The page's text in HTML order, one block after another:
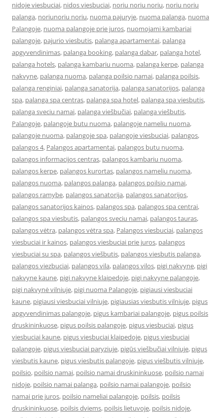
nidoje viesbuciai, nidos viesbuciai, noriu noriu noriu, noriu noriu
palanga, noriunoriu noriu, nuoma pajuryje, nuoma palanga, nuoma
Palangoje, nuoma palangoje prie juros, nuomojami kambariai
palangoje, pajurio viesbutis, palanga apartamentai, palanga
apgyvendinimas, palanga booking, palanga dabar, palanga hotel,
palanga hotels, palanga kambariu nuoma, palanga kerpe, palanga
nakvyne, palanga nuoma, palanga poilsio namai, palanga poilsis,
palanga renginiai, palanga sanatorija, palanga sanatorijos, palanga
spa, palanga spa centras, palanga spa hotel, palanga spa viesbutis,
palanga sveciu namai, palanga viešbučiai, palanga viešbutis,
Palangoje, palangoje butu nuoma, palangoje nameliu nuoma,
palangoje nuoma, palangoje spa, palangoje viesbuciai, palangos,
palangos 4, Palangos apartamentai, palangos butu nuoma,
palangos informacijos centras, palangos kambariu nuoma,
palangos kerpe, palangos kurortas, palangos nameliu nuoma,
palangos nuoma, palangos palanga, palangos poilsio namai,
palangos ramybe, palangos sanatorija, palangos sanatorijos,
palangos sanatorijos kainos, palangos spa, palangos spa centrai,
palangos spa viesbutis, palangos sveciu namai, palangos tauras,
palangos vėtra, palangos vėtra spa, Palangos viesbuciai, palangos
viesbuciai ir kainos, palangos viesbuciai prie juros, palangos
viesbuciai su spa, palangos viešbutis, palangos viesbutis palanga,
palangos viezbuciai, palangos vila, palangos vilos, pigi nakvyne, pigi
nakvyne kaune, pigi nakvyne klaipedoje, pigi nakvyne palangoje,
pigi nakvynė vilniuje, pigi nuoma Palangoje, pigiausi viesbuciai
kaune, pigiausi viesbuciai vilniuje, pigiausias viesbutis vilniuje, pigus
apgyvendinimas palangoje, pigus kambariai palangoje, pigus poilsis
druskininkuose, pigus poilsis palangoje, pigus viesbuciai, pigus
viesbuciai kaune, pigus viesbuciai klaipedoje, pigus viesbuciai
palangoje, pigus viesbuciai paryziuje, pigūs viešbučiai vilniuje, pigus
viesbutis kaune, pigus viesbutis palangoje, pigus viešbutis vilniuje,
poilsio, poilsio namai, poilsio namai druskininkuose, poilsio namai
nidoje, poilsio namai palanga, poilsio namai palangoje, poilsio
namai prie juros, poilsio nameliai palangoje, poilsis, poilsis
druskininkuose, poilsis dviems, poilsis lietuvoje, poilsis nidoje,